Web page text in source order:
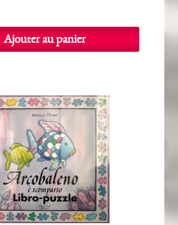
Ajouter au panier